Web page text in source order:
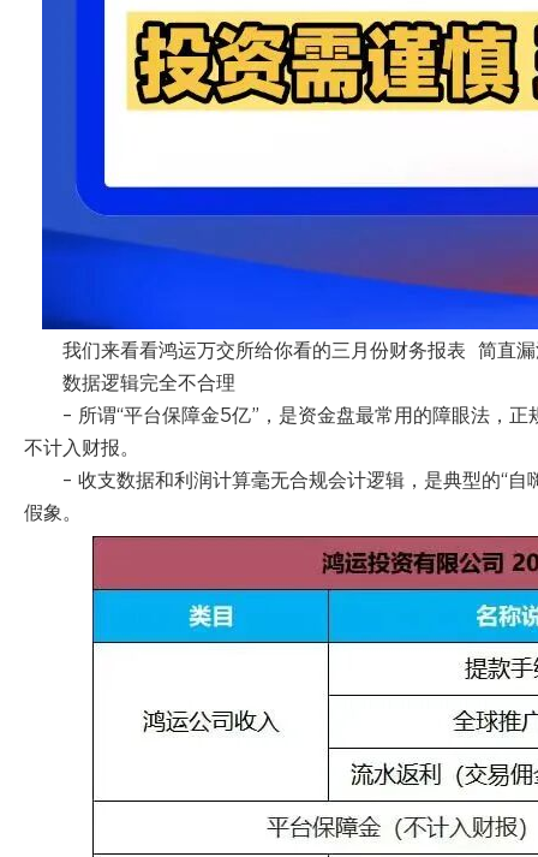
我们来看看鸿运万交所给你看的三月份财务报表 简直
数据逻辑完全不合理
– 所谓“平台保障金5亿”，是资金盘最常用的障眼法，
不计入财报。
– 收支数据和利润计算毫无合规会计逻辑，是典型的“
假象。